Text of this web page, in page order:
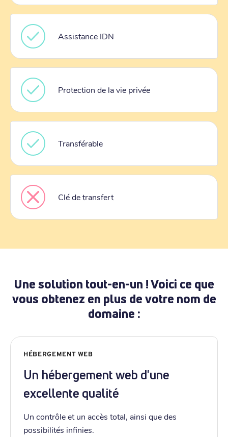
Assistance IDN
Protection de la vie privée
Transférable
Clé de transfert
Une solution tout-en-un ! Voici ce que
vous obtenez en plus de votre nom de
domaine :
HÉBERGEMENT WEB
Un hébergement web d'une
excellente qualité
Un contrôle et un accès total, ainsi que des
possibilités infinies.